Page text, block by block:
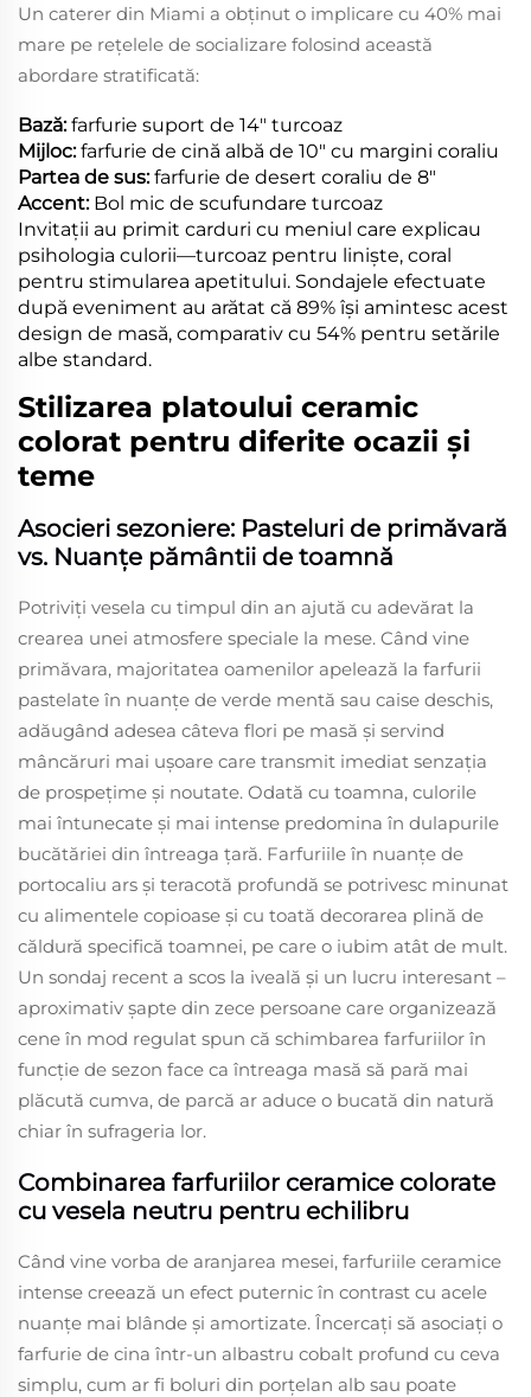
Un caterer din Miami a obținut o implicare cu 40% mai
mare pe rețelele de socializare folosind această
abordare stratificată:
Bază:farfurie suport de 14" turcoaz
Mijloc:farfurie de cină albă de 10" cu margini coraliu
Partea de sus:farfurie de desert coraliu de 8"
Accent: Bol mic de scufundare turcoaz
Invitații au primit carduri cu meniul care explicau
psihologia culorii—turcoaz pentru liniște, coral
pentru stimularea apetitului. Sondajele efectuate
după eveniment au arătat că 89% își amintesc acest
design de masă, comparativ cu 54% pentru setările
albe standard.
Stilizarea platoului ceramic
colorat pentru diferite ocazii și
teme
Asocieri sezoniere: Pasteluri de primăvară
vs. Nuanțe pământii de toamnă
Potriviți vesela cu timpul din an ajută cu adevărat la
crearea unei atmosfere speciale la mese. Când vine
primăvara, majoritatea oamenilor apelează la farfurii
pastelate în nuanțe de verde mentă sau caise deschis,
adăugând adesea câteva flori pe masă și servind
mâncăruri mai ușoare care transmit imediat senzația
de prospețime și noutate. Odată cu toamna, culorile
mai întunecate și mai intense predomina în dulapurile
bucătăriei din întreaga țară. Farfuriile în nuanțe de
portocaliu ars și teracotă profundă se potrivesc minunat
cu alimentele copioase și cu toată decorarea plină de
căldură specifică toamnei, pe care o iubim atât de mult.
Un sondaj recent a scos la iveală și un lucru interesant –
aproximativ șapte din zece persoane care organizează
cene în mod regulat spun că schimbarea farfuriilor în
funcție de sezon face ca întreaga masă să pară mai
plăcută cumva, de parcă ar aduce o bucată din natură
chiar în sufrageria lor.
Combinarea farfuriilor ceramice colorate
cu vesela neutru pentru echilibru
Când vine vorba de aranjarea mesei, farfuriile ceramice
intense creează un efect puternic în contrast cu acele
nuanțe mai blânde și amortizate. Încercați să asociați o
farfurie de cina într-un albastru cobalt profund cu ceva
simplu, cum ar fi boluri din porțelan alb sau poate